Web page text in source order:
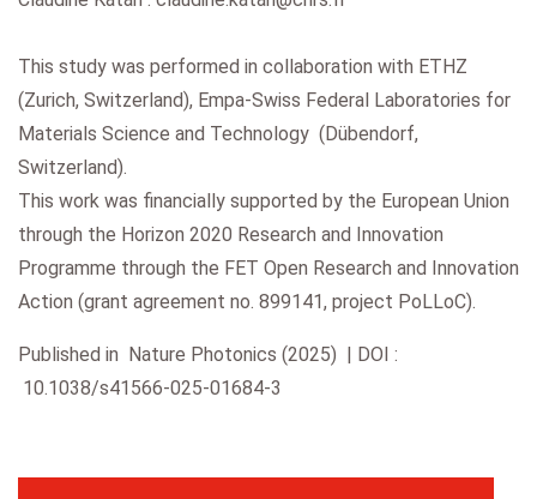
This study was performed in collaboration with ETHZ
(Zurich, Switzerland), Empa-Swiss Federal Laboratories for
Materials Science and Technology (Dübendorf,
Switzerland).
This work was financially supported by the European Union
through the Horizon 2020 Research and Innovation
Programme through the FET Open Research and Innovation
Action (grant agreement no. 899141, project PoLLoC).
Published in Nature Photonics (2025) | DOI :
10.1038/s41566-025-01684-3